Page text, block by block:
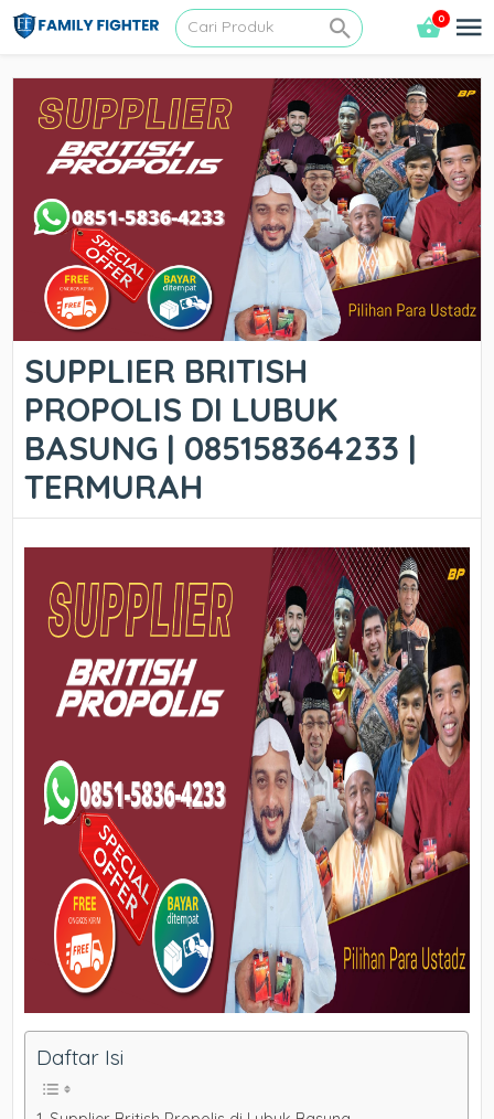
0
SUPPLIER BRITISH
PROPOLIS DI LUBUK
BASUNG | 085158364233 |
TERMURAH
Daftar Isi